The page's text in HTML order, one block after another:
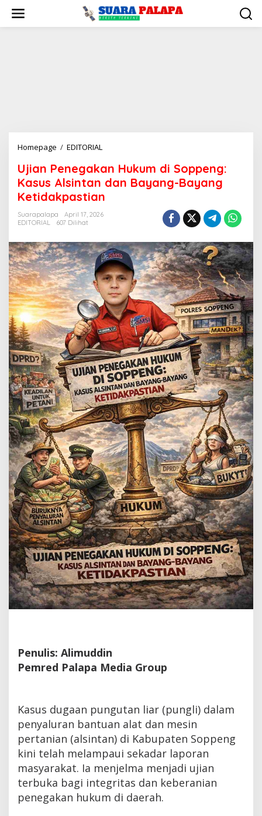
konten
Homepage / EDITORIAL
Hukum
di
Soppeng:
Alsintan
Bayang-
Bayang
Ketidakpastian
Ujian Penegakan Hukum di Soppeng:
Kasus Alsintan dan Bayang-Bayang
Ketidakpastian
Suarapalapa
April 17, 2026
EDITORIAL
607 Dilihat
Penulis: Alimuddin
Pemred Palapa Media Group
Kasus dugaan pungutan liar (pungli) dalam
penyaluran bantuan alat dan mesin
pertanian (alsintan) di Kabupaten Soppeng
kini telah melampaui sekadar laporan
masyarakat. Ia menjelma menjadi ujian
terbuka bagi integritas dan keberanian
penegakan hukum di daerah.